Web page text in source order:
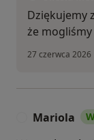
Dziękujemy
że mogliśmy
27 czerwca 2026
Mariola